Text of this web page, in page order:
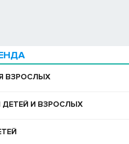
ВЗРОСЛЫХ
И ВЗРОСЛЫХ